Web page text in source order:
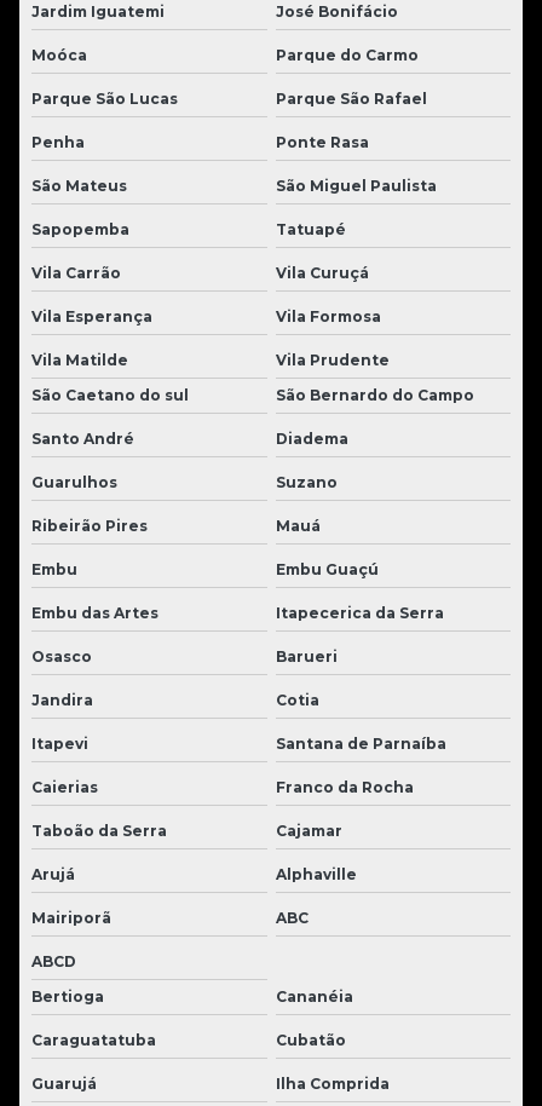
Jardim Iguatemi José Bonifácio
Moóca Parque do Carmo
Parque São Lucas Parque São Rafael
Penha Ponte Rasa
São Mateus São Miguel Paulista
Sapopemba Tatuapé
Vila Carrão Vila Curuçá
Vila Esperança Vila Formosa
Vila Matilde
Vila Prudente
São Caetano do sul
São Bernardo do Campo
Santo André Diadema
Guarulhos Suzano
Ribeirão Pires Mauá
Embu Embu Guaçú
Embu das Artes Itapecerica da Serra
Osasco Barueri
Jandira Cotia
Itapevi Santana de Parnaíba
Caierias Franco da Rocha
Taboão da Serra Cajamar
Arujá Alphaville
Mairiporã ABC
ABCD
Bertioga
Cananéia
Caraguatatuba Cubatão
Guarujá Ilha Comprida